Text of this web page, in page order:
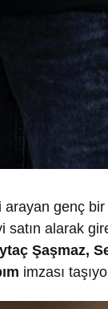
arayan genç
satın alarak
Şaşmaz,
imzası